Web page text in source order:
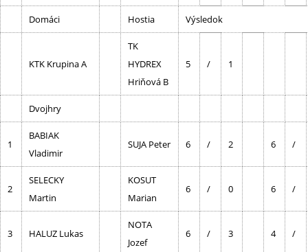
Domáci Hostia Výsledok
KTK Krupina A
TK
HYDREX
Hriňová B
5 / 1
Dvojhry
1
BABIAK
Vladimir
SUJA Peter 6 / 2 6 /
2
SELECKY
Martin
KOSUT
Marian
6 / 0 6 /
3 HALUZ Lukas
NOTA
Jozef
6 / 3 4 /